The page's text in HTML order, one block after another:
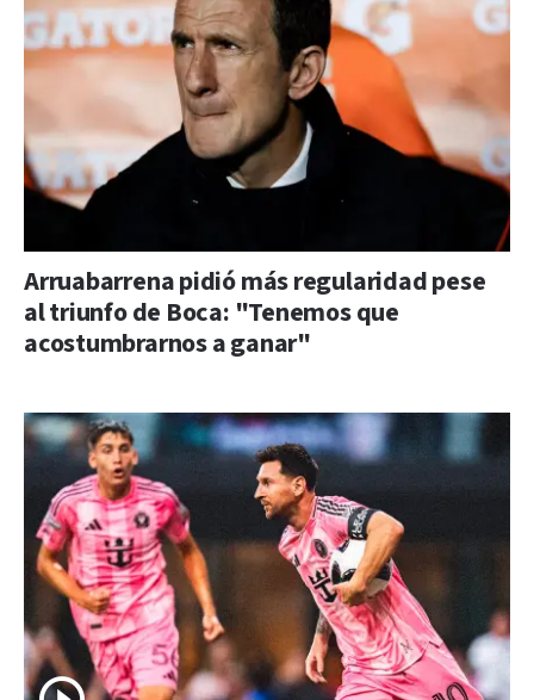
Arruabarrena pidió más regularidad pese
al triunfo de Boca: "Tenemos que
acostumbrarnos a ganar"